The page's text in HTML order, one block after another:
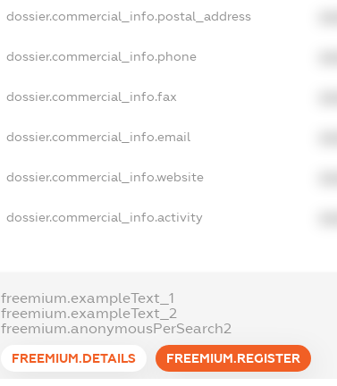
dossier.commercial_info.postal_address
dossier.commercial_info.phone
dossier.commercial_info.fax
dossier.commercial_info.email
dossier.commercial_info.website
dossier.commercial_info.activity
freemium.exampleText_1
freemium.exampleText_2
freemium.anonymousPerSearch2
FREEMIUM.DETAILS FREEMIUM.REGISTER